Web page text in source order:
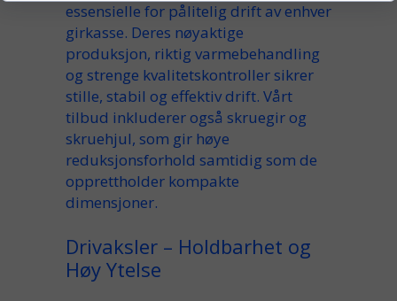
essensielle for pålitelig drift av enhver
girkasse. Deres nøyaktige
produksjon, riktig varmebehandling
og strenge kvalitetskontroller sikrer
stille, stabil og effektiv drift. Vårt
tilbud inkluderer også skruegir og
skruehjul, som gir høye
reduksjonsforhold samtidig som de
opprettholder kompakte
dimensjoner.
Drivaksler – Holdbarhet og
Høy Ytelse